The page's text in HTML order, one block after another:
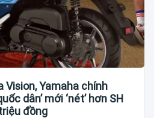
Vision, Yamaha chính
dân’ mới ‘nét’ hơn SH
đồng